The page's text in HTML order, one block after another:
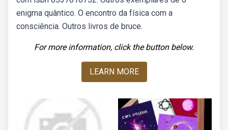
enigma quântico. O encontro da física com a
consciência. Outros livros de bruce.
For more information, click the button below.
LEARN MORE